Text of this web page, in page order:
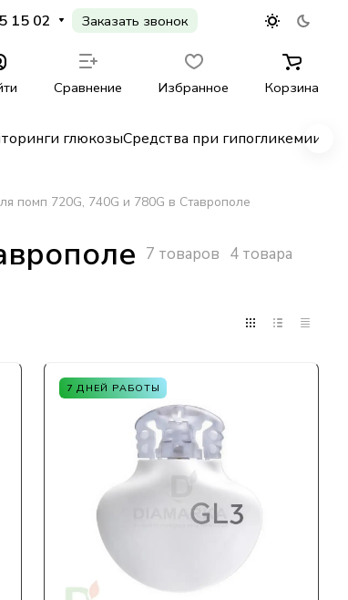
15 02 Заказать звонок
Сравнение Избранное Корзина
глюкозыСредства при гипогликемии
помп 720G, 740G и 780G в Ставрополе
7 товаров 4 товара
7 ДНЕЙ РАБОТЫ